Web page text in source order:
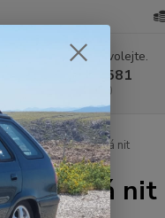
Nevíte si rady? Zavolejte.
+420 603 411 581
Po - Pá 9:00 - 17:00
- 2 ramenný - světlá nit
- světlá nit